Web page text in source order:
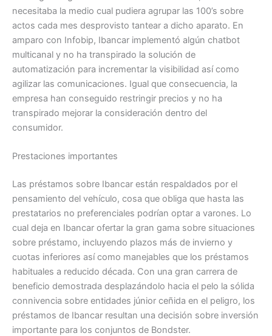
necesitaba la medio cual pudiera agrupar las 100’s sobre
actos cada mes desprovisto tantear a dicho aparato. En
amparo con Infobip, Ibancar implementó algún chatbot
multicanal y no ha transpirado la solución de
automatización para incrementar la visibilidad así­ como
agilizar las comunicaciones. Igual que consecuencia, la
empresa han conseguido restringir precios y no ha
transpirado mejorar la consideración dentro del
consumidor.
Prestaciones importantes
Las préstamos sobre Ibancar están respaldados por el
pensamiento del vehículo, cosa que obliga que hasta las
prestatarios no preferenciales podrían optar a varones. Lo
cual deja en Ibancar ofertar la gran gama sobre situaciones
sobre préstamo, incluyendo plazos más de invierno y
cuotas inferiores así­ como manejables que los préstamos
habituales a reducido década. Con una gran carrera de
beneficio demostrada desplazándolo hacia el pelo la sólida
connivencia sobre entidades júnior ceñida en el peligro, los
préstamos de Ibancar resultan una decisión sobre inversión
importante para los conjuntos de Bondster.